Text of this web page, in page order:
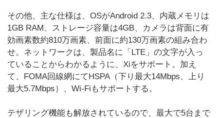
その他、主な仕様は、OSがAndroid 2.3、内蔵メモリは
1GB RAM、ストレージ容量は4GB、カメラは背面に有
効画素数約810万画素、前面に約130万画素の組み合わ
せ。ネットワークは、製品名に「LTE」の文字が入っ
ていることからわかるように、Xiをサポート。加え
て、FOMA回線網にてHSPA（下り最大14Mbps、上り
最大5.7Mbps）、Wi-Fiもサポートする。
テザリング機能も解放されているので、最大で5台まで